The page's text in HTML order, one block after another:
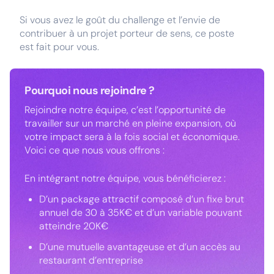
Si vous avez le goût du challenge et l’envie de
contribuer à un projet porteur de sens, ce poste
est fait pour vous.
Pourquoi nous rejoindre ?
Rejoindre notre équipe, c’est l’opportunité de
travailler sur un marché en pleine expansion, où
votre impact sera à la fois social et économique.
Voici ce que nous vous offrons :
En intégrant notre équipe, vous bénéficierez :
D’un package attractif composé d’un fixe brut
annuel de 30 à 35K€ et d’un variable pouvant
atteindre 20K€
D’une mutuelle avantageuse et d’un accès au
restaurant d’entreprise